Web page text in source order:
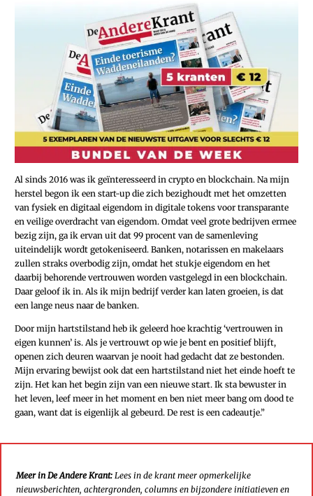
Al sinds 2016 was ik geïnteresseerd in crypto en blockchain. Na mijn
herstel begon ik een start-up die zich bezighoudt met het omzetten
van fysiek en digitaal eigendom in digitale tokens voor transparante
en veilige overdracht van eigendom. Omdat veel grote bedrijven ermee
bezig zijn, ga ik ervan uit dat 99 procent van de samenleving
uiteindelijk wordt getokeniseerd. Banken, notarissen en makelaars
zullen straks overbodig zijn, omdat het stukje eigendom en het
daarbij behorende vertrouwen worden vastgelegd in een blockchain.
Daar geloof ik in. Als ik mijn bedrijf verder kan laten groeien, is dat
een lange neus naar de banken.
Door mijn hartstilstand heb ik geleerd hoe krachtig ‘vertrouwen in
eigen kunnen’ is. Als je vertrouwt op wie je bent en positief blijft,
openen zich deuren waarvan je nooit had gedacht dat ze bestonden.
Mijn ervaring bewijst ook dat een hartstilstand niet het einde hoeft te
zijn. Het kan het begin zijn van een nieuwe start. Ik sta bewuster in
het leven, leef meer in het moment en ben niet meer bang om dood te
gaan, want dat is eigenlijk al gebeurd. De rest is een cadeautje.”
Meer in De Andere Krant: Lees in de krant meer opmerkelijke
nieuwsberichten, achtergronden, columns en bijzondere initiatieven en